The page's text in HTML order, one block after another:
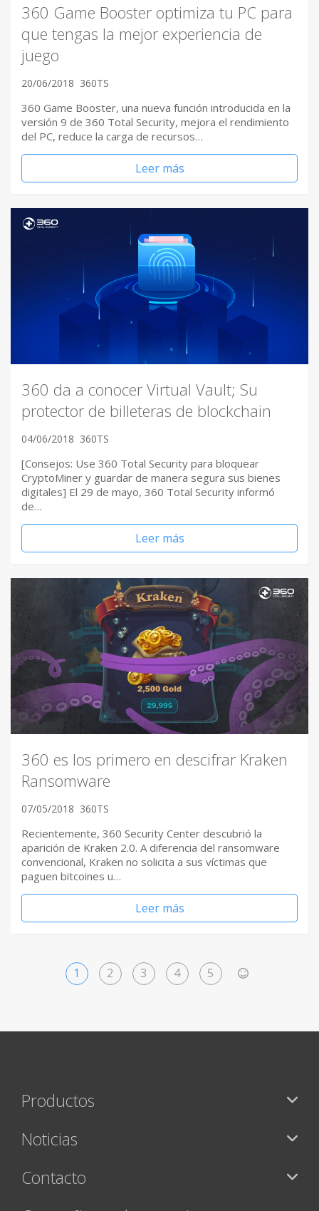
360 Game Booster optimiza tu PC para
que tengas la mejor experiencia de
juego
20/06/2018 360TS
360 Game Booster, una nueva función introducida en la
versión 9 de 360 Total Security, mejora el rendimiento
del PC, reduce la carga de recursos…
Leer más
360 da a conocer Virtual Vault; Su
protector de billeteras de blockchain
04/06/2018 360TS
[Consejos: Use 360 Total Security para bloquear
CryptoMiner y guardar de manera segura sus bienes
digitales] El 29 de mayo, 360 Total Security informó
de…
Leer más
360 es los primero en descifrar Kraken
Ransomware
07/05/2018 360TS
Recientemente, 360 Security Center descubrió la
aparición de Kraken 2.0. A diferencia del ransomware
convencional, Kraken no solicita a sus víctimas que
paguen bitcoines u…
Leer más
1 2 3 4 5
Productos
Noticias
Contacto